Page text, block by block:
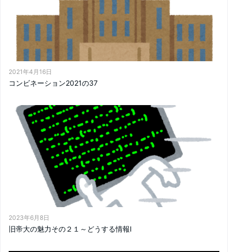
2021年4月16日
コンビネーション2021の37
2023年6月8日
旧帝大の魅力その２１～どうする情報Ⅰ